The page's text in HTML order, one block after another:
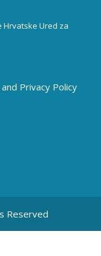
Ured za
Privacy Policy
Reserved